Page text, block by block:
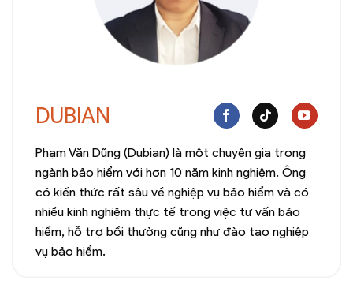
DUBIAN
Phạm Văn Dũng (Dubian) là một chuyên gia trong
ngành bảo hiểm với hơn 10 năm kinh nghiệm. Ông
có kiến thức rất sâu về nghiệp vụ bảo hiểm và có
nhiều kinh nghiệm thực tế trong việc tư vấn bảo
hiểm, hỗ trợ bồi thường cũng như đào tạo nghiệp
vụ bảo hiểm.